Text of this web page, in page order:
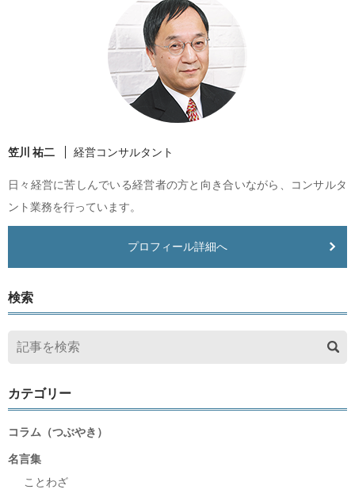
笠川 祐二 経営コンサルタント
日々経営に苦しんでいる経営者の方と向き合いながら、コンサルタ
ント業務を行っています。
プロフィール詳細へ
検索
カテゴリー
コラム（つぶやき）
名言集
ことわざ